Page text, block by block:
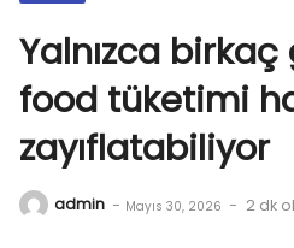
Yalnızca
food tüketimi
zayıflatabiliyor
admin - Mayıs 30, 2026 - 2 dk